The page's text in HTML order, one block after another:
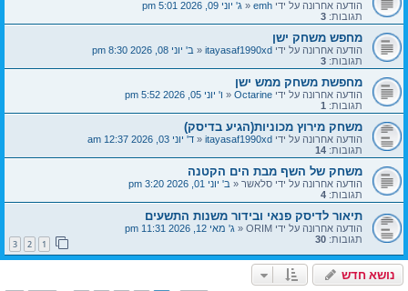
הודעה אחרונה על ידי emh
«ג' יוני 09, 2026 5:01 pm
תגובות: 3
מחפש משחק ישן
הודעה אחרונה על ידי itayasaf1990xd
«ב' יוני 08, 2026 8:30 pm
תגובות: 3
מחפשת משחק ממש ישן
הודעה אחרונה על ידי Octarine
«ו' יוני 05, 2026 5:52 pm
תגובות: 1
משחק מירוץ מכוניות(הגיע בדיסק)
הודעה אחרונה על ידי itayasaf1990xd
«ד' יוני 03, 2026 12:37 am
תגובות: 14
משחק של השף מבת הים הקטנה
הודעה אחרונה על ידי סלאשר«ב' יוני 01, 2026 3:20 pm
תגובות: 4
תיאור לדיסק פנאי ובידור משנות התשעים
הודעה אחרונה על ידי ORIM
«ג' מאי 12, 2026 11:31 pm
תגובות: 30
2
3
נושא חדש